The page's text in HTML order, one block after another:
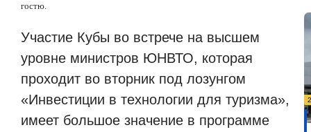
гостю.
Участие Кубы во встрече на высшем
уровне министров ЮНВТО, которая
проходит во вторник под лозунгом
«Инвестиции в технологии для туризма»,
имеет большое значение в программе